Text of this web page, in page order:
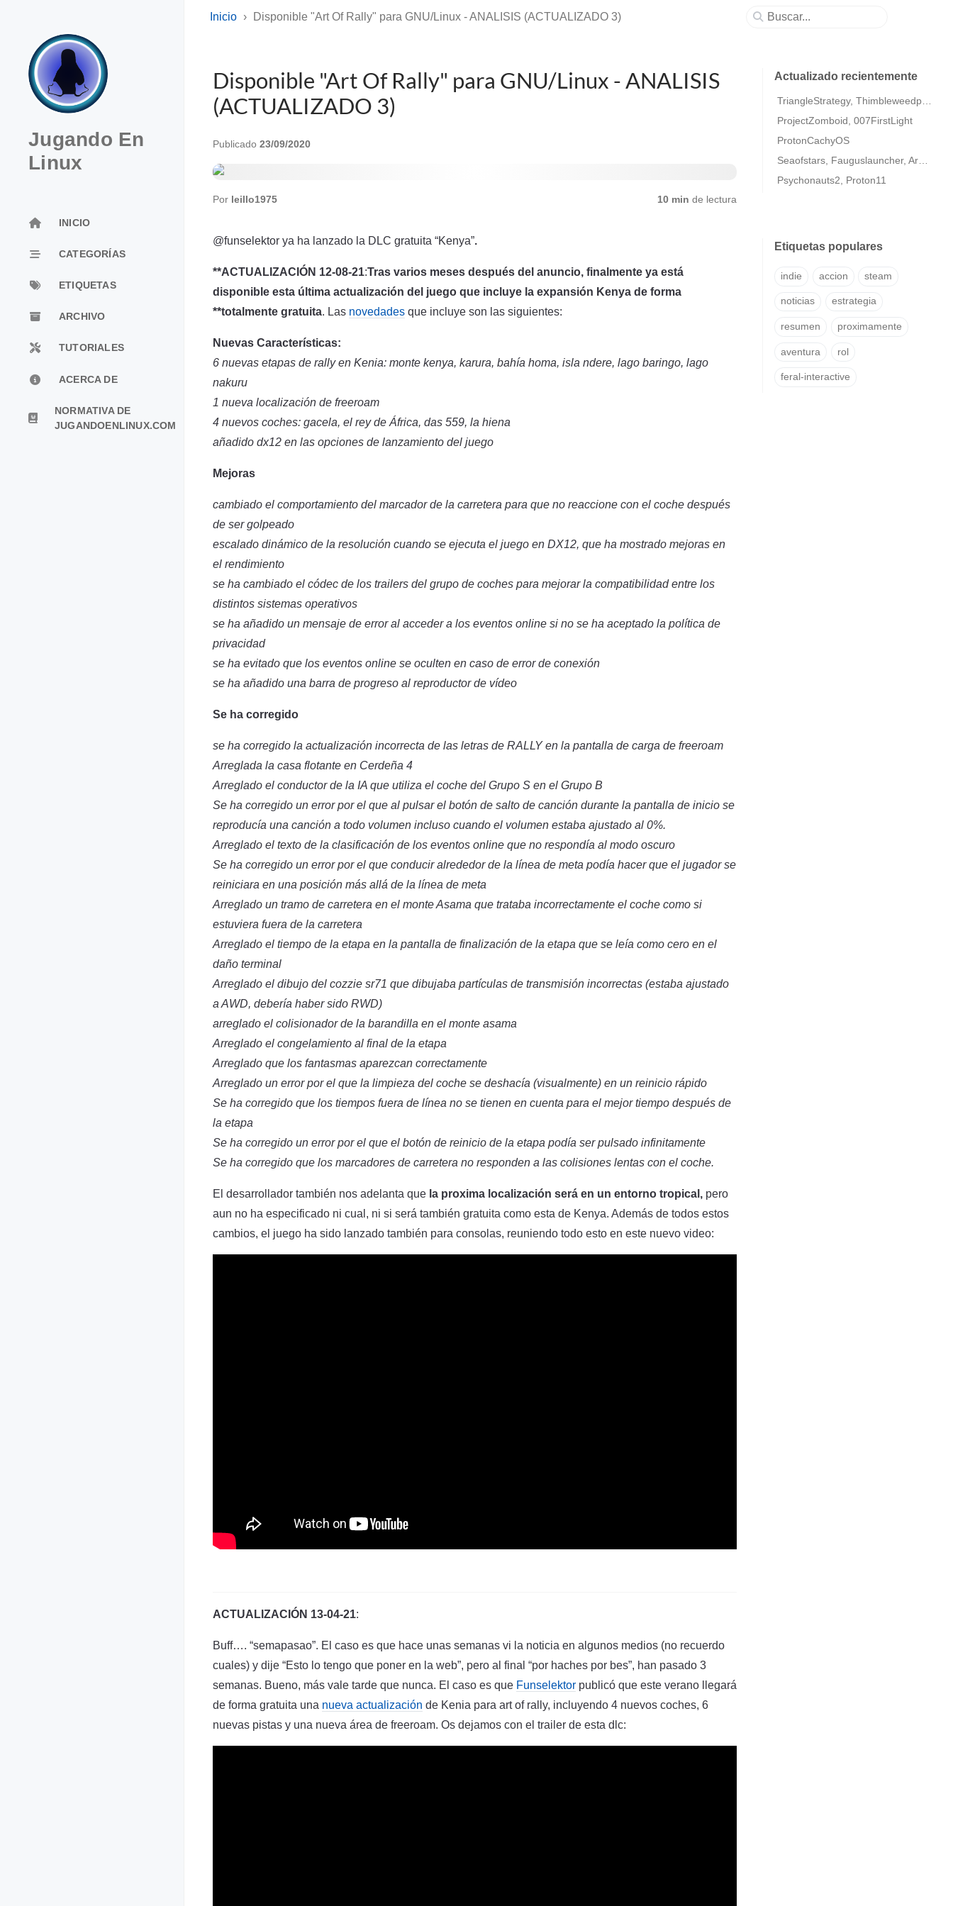
Jugando En
Linux
INICIO
CATEGORÍAS
ETIQUETAS
ARCHIVO
TUTORIALES
ACERCA DE
NORMATIVA DE
JUGANDOENLINUX.COM
Inicio Disponible "Art Of Rally" para GNU/Linux - ANALISIS (ACTUALIZADO 3)
Disponible "Art Of Rally" para GNU/Linux - ANALISIS
(ACTUALIZADO 3)
Publicado 23/09/2020
Por leillo1975 10 min de lectura
@funselektor ya ha lanzado la DLC gratuita “Kenya”.
**ACTUALIZACIÓN 12-08-21:Tras varios meses después del anuncio, finalmente ya está
disponible esta última actualización del juego que incluye la expansión Kenya de forma
**totalmente gratuita. Las novedades que incluye son las siguientes:
Nuevas Características:
6 nuevas etapas de rally en Kenia: monte kenya, karura, bahía homa, isla ndere, lago baringo, lago
nakuru
1 nueva localización de freeroam
4 nuevos coches: gacela, el rey de África, das 559, la hiena
añadido dx12 en las opciones de lanzamiento del juego
Mejoras
cambiado el comportamiento del marcador de la carretera para que no reaccione con el coche después
de ser golpeado
escalado dinámico de la resolución cuando se ejecuta el juego en DX12, que ha mostrado mejoras en
el rendimiento
se ha cambiado el códec de los trailers del grupo de coches para mejorar la compatibilidad entre los
distintos sistemas operativos
se ha añadido un mensaje de error al acceder a los eventos online si no se ha aceptado la política de
privacidad
se ha evitado que los eventos online se oculten en caso de error de conexión
se ha añadido una barra de progreso al reproductor de vídeo
Se ha corregido
se ha corregido la actualización incorrecta de las letras de RALLY en la pantalla de carga de freeroam
Arreglada la casa flotante en Cerdeña 4
Arreglado el conductor de la IA que utiliza el coche del Grupo S en el Grupo B
Se ha corregido un error por el que al pulsar el botón de salto de canción durante la pantalla de inicio se
reproducía una canción a todo volumen incluso cuando el volumen estaba ajustado al 0%.
Arreglado el texto de la clasificación de los eventos online que no respondía al modo oscuro
Se ha corregido un error por el que conducir alrededor de la línea de meta podía hacer que el jugador se
reiniciara en una posición más allá de la línea de meta
Arreglado un tramo de carretera en el monte Asama que trataba incorrectamente el coche como si
estuviera fuera de la carretera
Arreglado el tiempo de la etapa en la pantalla de finalización de la etapa que se leía como cero en el
daño terminal
Arreglado el dibujo del cozzie sr71 que dibujaba partículas de transmisión incorrectas (estaba ajustado
a AWD, debería haber sido RWD)
arreglado el colisionador de la barandilla en el monte asama
Arreglado el congelamiento al final de la etapa
Arreglado que los fantasmas aparezcan correctamente
Arreglado un error por el que la limpieza del coche se deshacía (visualmente) en un reinicio rápido
Se ha corregido que los tiempos fuera de línea no se tienen en cuenta para el mejor tiempo después de
la etapa
Se ha corregido un error por el que el botón de reinicio de la etapa podía ser pulsado infinitamente
Se ha corregido que los marcadores de carretera no responden a las colisiones lentas con el coche.
El desarrollador también nos adelanta que la proxima localización será en un entorno tropical, pero
aun no ha especificado ni cual, ni si será también gratuita como esta de Kenya. Además de todos estos
cambios, el juego ha sido lanzado también para consolas, reuniendo todo esto en este nuevo video:
ACTUALIZACIÓN 13-04-21:
Buff…. “semapasao”. El caso es que hace unas semanas vi la noticia en algunos medios (no recuerdo
cuales) y dije “Esto lo tengo que poner en la web”, pero al final “por haches por bes”, han pasado 3
semanas. Bueno, más vale tarde que nunca. El caso es que Funselektor publicó que este verano llegará
de forma gratuita una nueva actualización de Kenia para art of rally, incluyendo 4 nuevos coches, 6
nuevas pistas y una nueva área de freeroam. Os dejamos con el trailer de esta dlc:
Actualizado recientemente
ProjectZomboid, 007FirstLight
ProtonCachyOS
Psychonauts2, Proton11
Etiquetas populares
indie accion steam
noticias estrategia
resumen proximamente
aventura rol
feral-interactive